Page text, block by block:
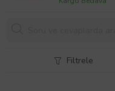
Filtrele